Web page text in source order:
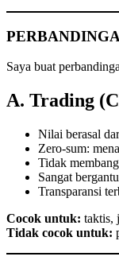
Saya buat
A. Trading
Nilai berasal
Zero-sum:
Tidak
Sangat
Transparansi
Cocok untuk: taktis,
Tidak cocok untuk: